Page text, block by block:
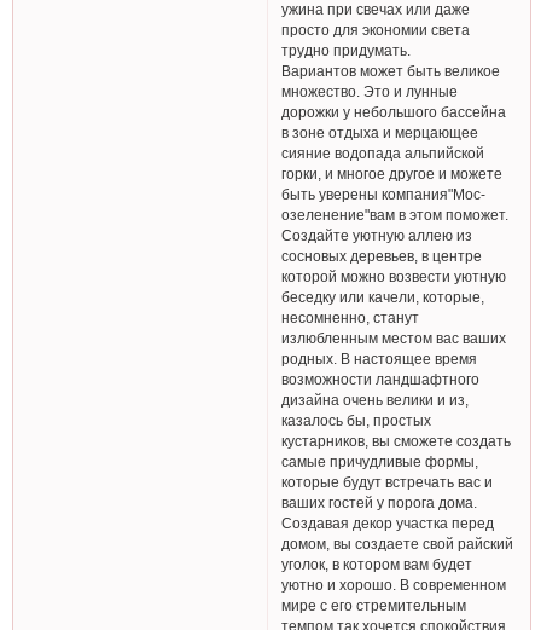
ужина при свечах или даже
просто для экономии света
трудно придумать.
Вариантов может быть великое
множество. Это и лунные
дорожки у небольшого бассейна
в зоне отдыха и мерцающее
сияние водопада альпийской
горки, и многое другое и можете
быть уверены компания"Мос-
озеленение"вам в этом поможет.
Создайте уютную аллею из
сосновых деревьев, в центре
которой можно возвести уютную
беседку или качели, которые,
несомненно, станут
излюбленным местом вас ваших
родных. В настоящее время
возможности ландшафтного
дизайна очень велики и из,
казалось бы, простых
кустарников, вы сможете создать
самые причудливые формы,
которые будут встречать вас и
ваших гостей у порога дома.
Создавая декор участка перед
домом, вы создаете свой райский
уголок, в котором вам будет
уютно и хорошо. В современном
мире с его стремительным
темпом так хочется спокойствия